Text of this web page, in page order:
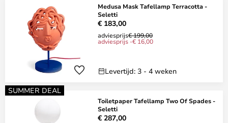
Medusa Mask Tafellamp Terracotta -
Seletti
€ 183,00
adviesprijs€ 199,00
adviesprijs -€ 16,00
Levertijd: 3 - 4 weken
SUMMER DEAL
Toiletpaper Tafellamp Two Of Spades -
Seletti
€ 287,00